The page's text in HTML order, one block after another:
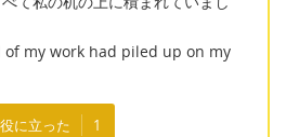
of my work had piled up on my
役に立った 1